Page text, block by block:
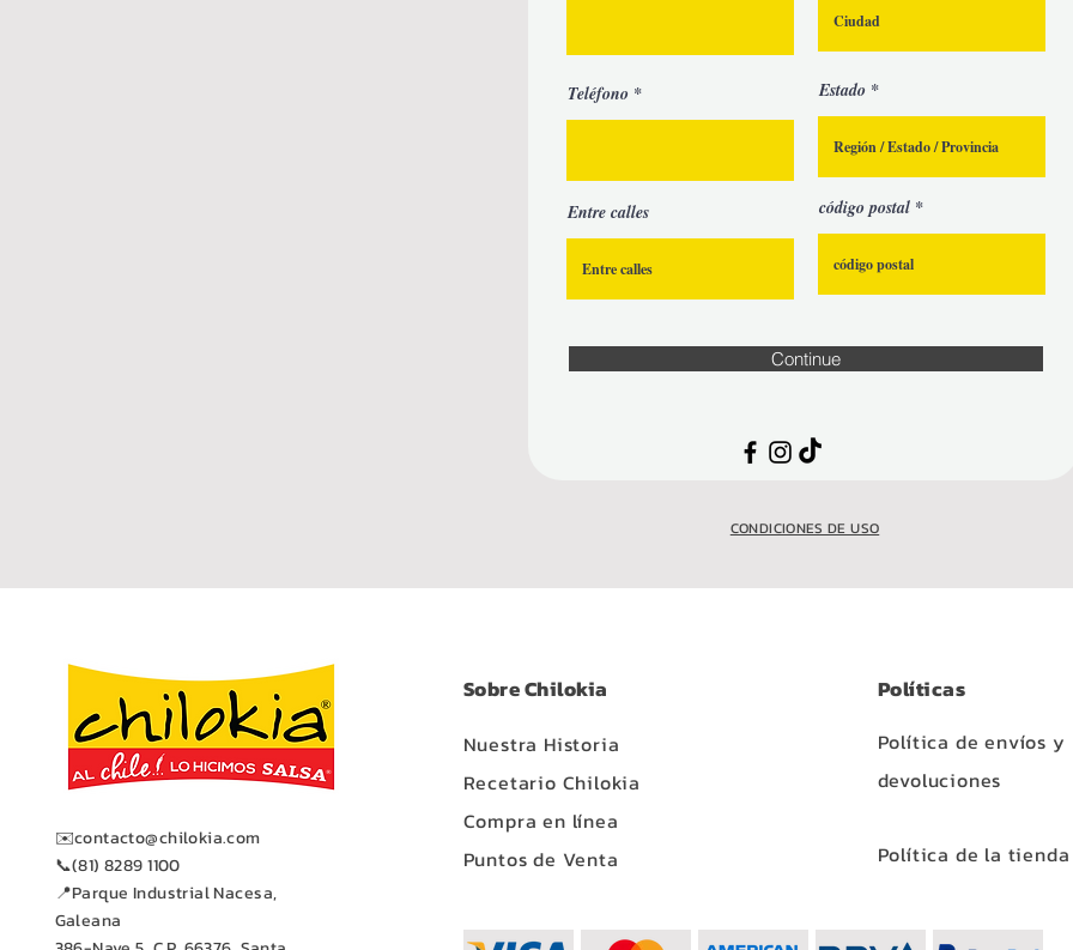
Teléfono
Entre calles
Estado
código postal
Continue
CONDICIONES DE USO
✉️contacto@chilokia.com
📞(81) 8289 1100
📍Parque Industrial Nacesa,
Galeana
Sobre Chilokia
Nuestra Historia
Recetario Chilokia
Compra en línea
Puntos de Venta
Políticas
Política de envíos y
devoluciones
Política de la tienda